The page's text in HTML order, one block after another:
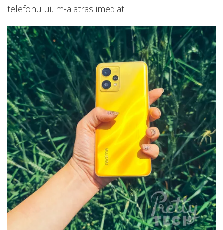
telefonului, m-a atras imediat.